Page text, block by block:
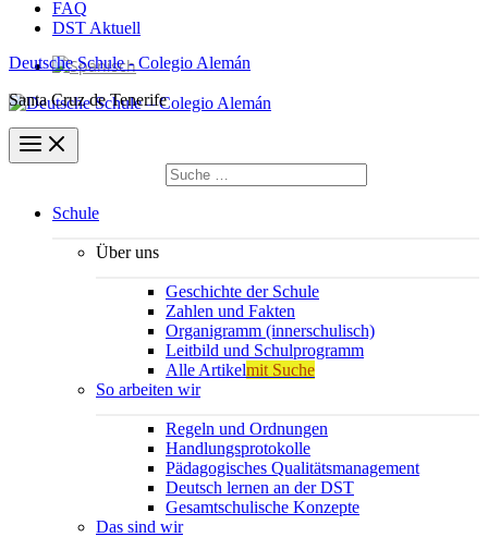
FAQ
DST Aktuell
Deutsche Schule - Colegio Alemán
Santa Cruz de Tenerife
Suchen
nach:
Schule
Über uns
Geschichte der Schule
Zahlen und Fakten
Organigramm (innerschulisch)
Leitbild und Schulprogramm
Alle Artikelmit Suche
So arbeiten wir
Regeln und Ordnungen
Handlungsprotokolle
Pädagogisches Qualitätsmanagement
Deutsch lernen an der DST
Gesamtschulische Konzepte
Das sind wir